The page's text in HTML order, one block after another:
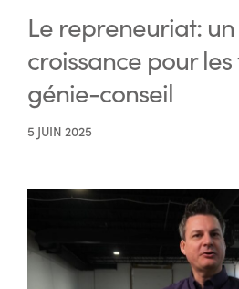
Le repreneuriat:
croissance pour
génie-conseil
5 JUIN 2025